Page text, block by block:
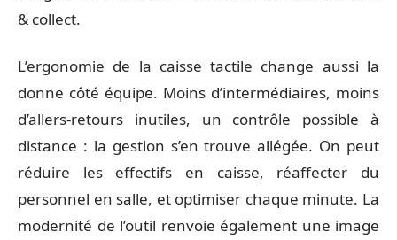
& collect.
L’ergonomie de la caisse tactile change aussi la
donne côté équipe. Moins d’intermédiaires, moins
d’allers-retours inutiles, un contrôle possible à
distance : la gestion s’en trouve allégée. On peut
réduire les effectifs en caisse, réaffecter du
personnel en salle, et optimiser chaque minute. La
modernité de l’outil renvoie également une image